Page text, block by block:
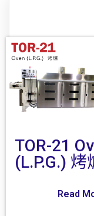
TOR-21
(L.P.G.) 烤
Read